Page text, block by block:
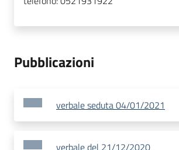
Pubblicazioni
verbale seduta 04/01/2021
verbale del 21/12/2020